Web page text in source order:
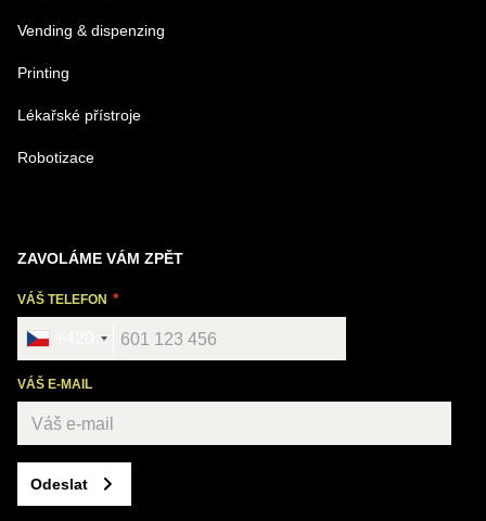
Vending & dispenzing
Printing
Lékařské přístroje
Robotizace
ZAVOLÁME VÁM ZPĚT
VÁŠ TELEFON
VÁŠ E-MAIL
Odeslat